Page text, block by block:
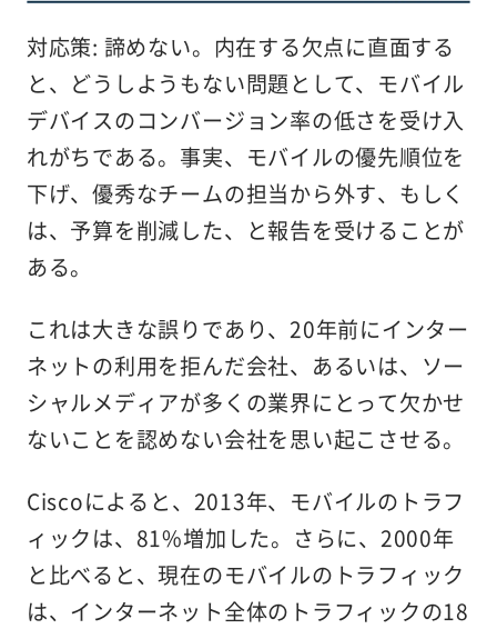
対応策: 諦めない。内在する欠点に直面する
と、どうしようもない問題として、モバイル
デバイスのコンバージョン率の低さを受け入
れがちである。事実、モバイルの優先順位を
下げ、優秀なチームの担当から外す、もしく
は、予算を削減した、と報告を受けることが
ある。
これは大きな誤り であり、20年前にインター
ネットの利用を拒んだ会社、あるいは、ソー
シャルメディアが多くの業界にとって欠かせ
ないことを認めない会社を思い起こさせる。
Ciscoによると、2013年、モバイルのトラフ
ィックは、81%増加した。さらに、2000年
と比べると、現在のモバイルのトラフィック
は、インターネット全体のトラフィックの18